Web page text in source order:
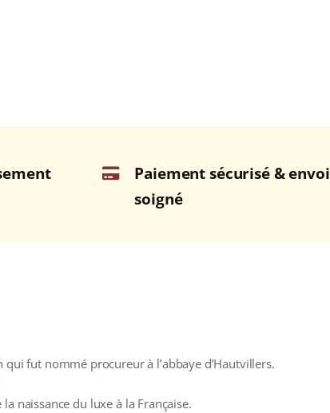
Paiement sécurisé & envoi
soigné
fut nommé procureur à l’abbaye d’Hautvillers.
naissance du luxe à la Française.